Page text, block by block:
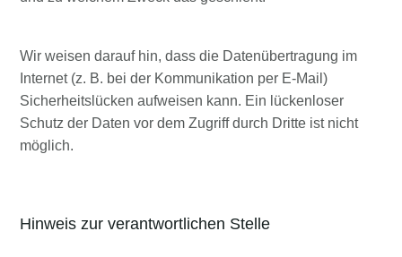
Wir weisen darauf hin, dass die Datenübertragung im
Internet (z. B. bei der Kommunikation per E-Mail)
Sicherheitslücken aufweisen kann. Ein lückenloser
Schutz der Daten vor dem Zugriff durch Dritte ist nicht
möglich.
Hinweis zur verantwortlichen Stelle